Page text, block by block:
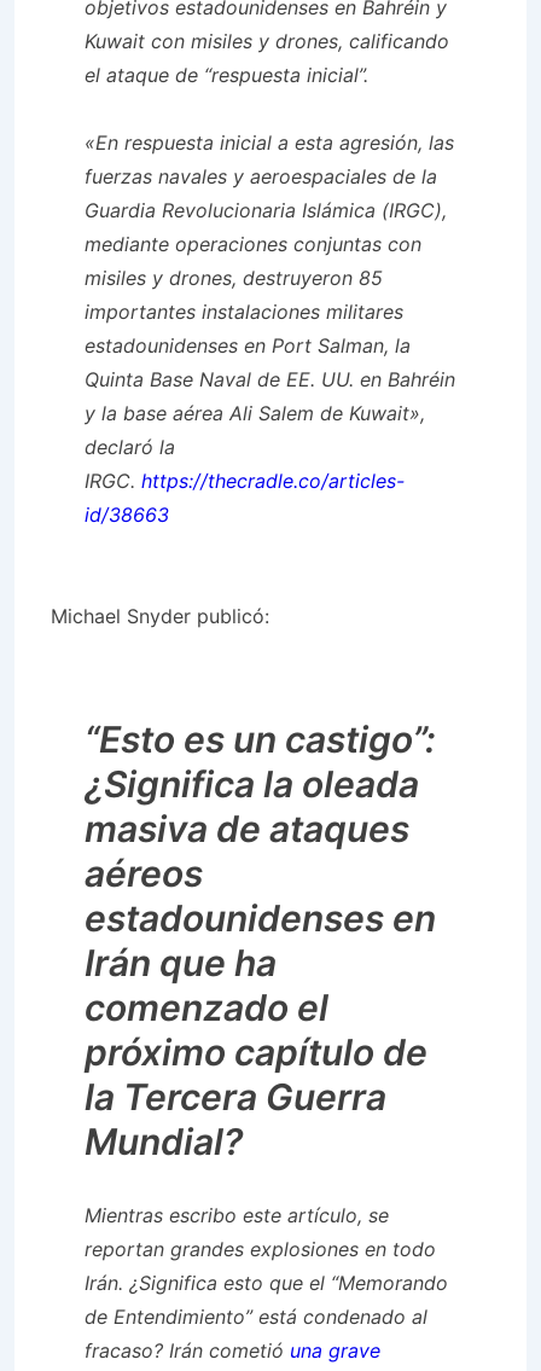
objetivos estadounidenses en Bahréin y
Kuwait con misiles y drones, calificando
el ataque de “respuesta inicial”.
«En respuesta inicial a esta agresión, las
fuerzas navales y aeroespaciales de la
Guardia Revolucionaria Islámica (IRGC),
mediante operaciones conjuntas con
misiles y drones, destruyeron 85
importantes instalaciones militares
estadounidenses en Port Salman, la
Quinta Base Naval de EE. UU. en Bahréin
y la base aérea Ali Salem de Kuwait»,
declaró la
IRGC. https://thecradle.co/articles-
id/38663
Michael Snyder publicó:
“Esto es un castigo”:
¿Significa la oleada
masiva de ataques
aéreos
estadounidenses en
Irán que ha
comenzado el
próximo capítulo de
la Tercera Guerra
Mundial?
Mientras escribo este artículo, se
reportan grandes explosiones en todo
Irán. ¿Significa esto que el “Memorando
de Entendimiento” está condenado al
fracaso? Irán cometió una grave